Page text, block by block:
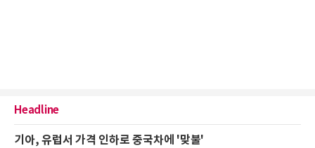
Headline
기아, 유럽서 가격 인하로 중국차에 '맞불'